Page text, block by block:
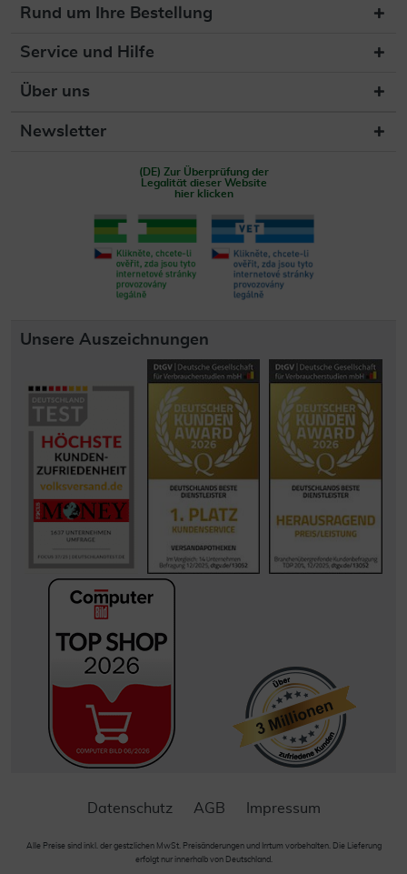
Rund um Ihre Bestellung
Service und Hilfe
Über uns
Newsletter
(DE) Zur Überprüfung der
Legalität dieser Website
hier klicken
Unsere Auszeichnungen
Datenschutz AGB Impressum
Alle Preise sind inkl. der gestzlichen MwSt. Preisänderungen und Irrtum vorbehalten. Die Lieferung
erfolgt nur innerhalb von Deutschland.